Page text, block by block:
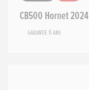
CB500 Hornet 2024
Garantie 6 ans